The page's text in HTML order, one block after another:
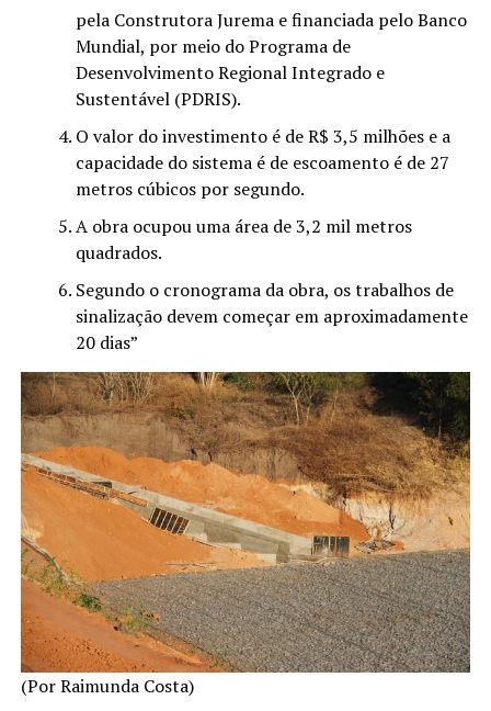
pela Construtora Jurema e financiada pelo Banco
Mundial, por meio do Programa de
Desenvolvimento Regional Integrado e
Sustentável (PDRIS).
O valor do investimento é de R$ 3,5 milhões e a
capacidade do sistema é de escoamento é de 27
metros cúbicos por segundo.
A obra ocupou uma área de 3,2 mil metros
quadrados.
Segundo o cronograma da obra, os trabalhos de
sinalização devem começar em aproximadamente
20 dias”
(Por Raimunda Costa)